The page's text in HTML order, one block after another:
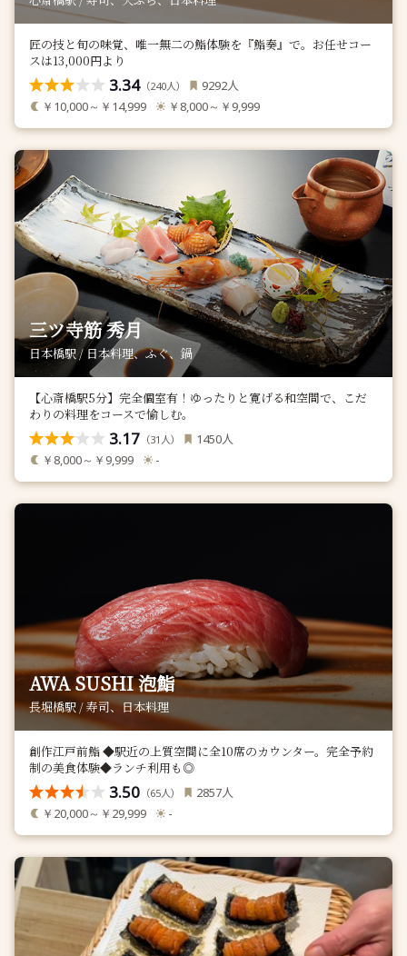
匠の技と旬の味覚、唯一無二の鮨体験を『鮨奏』で。お任せコー
スは13,000円より
3.34（240人） 9292人
￥10,000～￥14,999 ￥8,000～￥9,999
三ツ寺筋 秀月
日本橋駅 / 日本料理、ふぐ、鍋
【心斎橋駅5分】完全個室有！ゆったりと寛げる和空間で、こだ
わりの料理をコースで愉しむ。
3.17 （31 人） 1450人
￥8,000～￥9,999 -
AWA SUSHI 泡鮨
長堀橋駅 / 寿司、日本料理
創作江戸前鮨 ◆駅近の上質空間に全10席のカウンター。完全予約
制の美食体験◆ランチ利用も◎
3.50 （65人） 2857人
￥20,000～￥29,999 -